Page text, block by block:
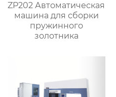
ZP202 Автоматическая
машина для сборки
пружинного
золотника